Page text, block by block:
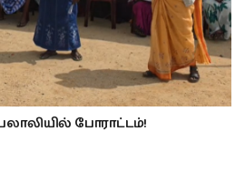
போராட்டம்!